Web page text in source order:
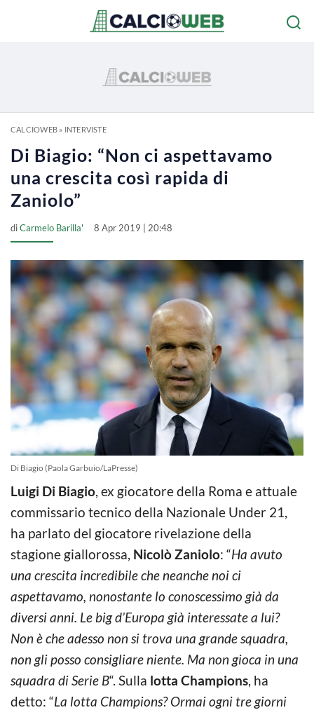
CALCIOWEB» INTERVISTE
Di Biagio: “Non ci aspettavamo
una crescita così rapida di
Zaniolo”
diCarmelo Barilla' 8 Apr 2019 | 20:48
Di Biagio (Paola Garbuio/LaPresse)
Luigi Di Biagio, ex giocatore della Roma e attuale
commissario tecnico della Nazionale Under 21,
ha parlato del giocatore rivelazione della
stagione giallorossa, Nicolò Zaniolo: “Ha avuto
una crescita incredibile che neanche noi ci
aspettavamo, nonostante lo conoscessimo già da
diversi anni. Le big d’Europa già interessate a lui?
Non è che adesso non si trova una grande squadra,
non gli posso consigliare niente. Ma non gioca in una
squadra di Serie B“. Sulla lotta Champions, ha
detto: “La lotta Champions? Ormai ogni tre giorni